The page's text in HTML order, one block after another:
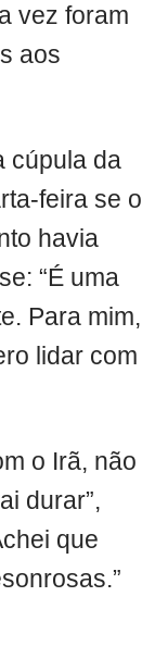
vez foram
aos
cúpula da
feira se o
havia
“É uma
Para mim,
lidar com
o Irã, não
durar”,
que